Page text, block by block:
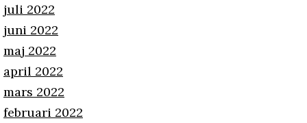
juli 2022
juni 2022
maj 2022
april 2022
mars 2022
februari 2022